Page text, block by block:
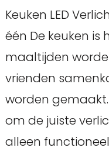
Keuken LED
één De keuken is
maaltijden
vrienden
worden
om de juiste
alleen